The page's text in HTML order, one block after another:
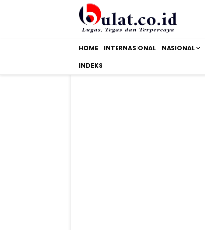
HOME INTERNASIONAL NASIONAL
INDEKS